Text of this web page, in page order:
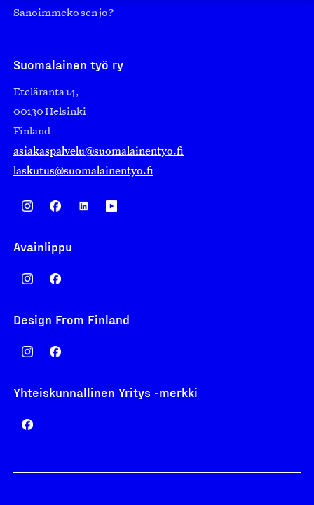
Sanoimmeko sen jo?
Suomalainen työ ry
Eteläranta 14,
00130 Helsinki
Finland
asiakaspalvelu@suomalainentyo.fi
laskutus@suomalainentyo.fi
Avainlippu
Design From Finland
Yhteiskunnallinen Yritys -merkki